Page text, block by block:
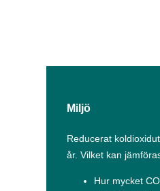
Miljö
Reducerat
år. Vilket kan
Hur mycket